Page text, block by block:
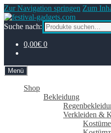
Zur Navigation springen Zum
Suche nach:
0,00€ 0
Menü
Shop
Bekleidung
Verkleiden &
Kostüme